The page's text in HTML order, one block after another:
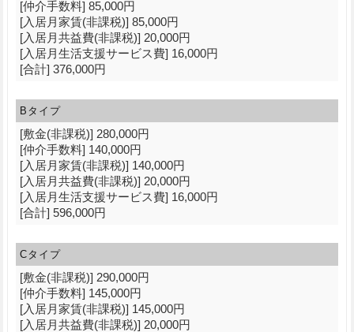
[仲介手数料] 85,000円
[入居月家賃(非課税)] 85,000円
[入居月共益費(非課税)] 20,000円
[入居月生活支援サービス費] 16,000円
[合計] 376,000円
Bタイプ
[敷金(非課税)] 280,000円
[仲介手数料] 140,000円
[入居月家賃(非課税)] 140,000円
[入居月共益費(非課税)] 20,000円
[入居月生活支援サービス費] 16,000円
[合計] 596,000円
Cタイプ
[敷金(非課税)] 290,000円
[仲介手数料] 145,000円
[入居月家賃(非課税)] 145,000円
[入居月共益費(非課税)] 20,000円